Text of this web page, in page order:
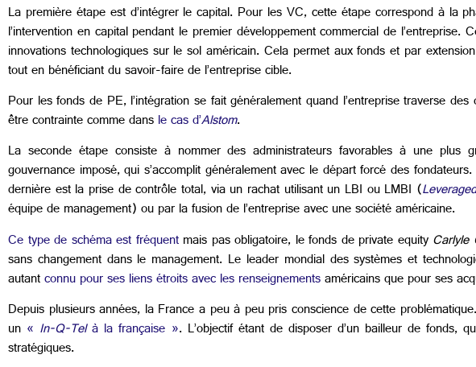
La première étape est d’intégrer le capital. Pour les VC, cette étape correspond à la
l’intervention en capital pendant le premier développement commercial de
innovations technologiques sur le sol américain. Cela permet aux fonds et par
tout en bénéficiant du savoir-faire de l’entreprise cible.
Pour les fonds de PE, l’intégration se fait généralement quand l’entreprise traverse
être contrainte comme dansle cas d’Alstom.
La seconde étape consiste à nommer des administrateurs favorables à une plus
gouvernance imposé, qui s’accomplit généralement avec le départ forcé des
dernière est la prise de contrôle total, via un rachat utilisant un LBI ou LMBI (
équipe de management) ou par la fusion de l’entreprise avec une société américaine.
Ce type de schéma est fréquentmais pas obligatoire, le fonds de private equityCarlyle
sans changement dans le management. Le leader mondial des systèmes et
autantconnu pour ses liens étroits avec les renseignementsaméricains que pour ses
Depuis plusieurs années, la France a peu à peu pris conscience de cette
un « In-Q-Telà la française ». L’objectif étant de disposer d’un bailleur de fonds,
stratégiques.